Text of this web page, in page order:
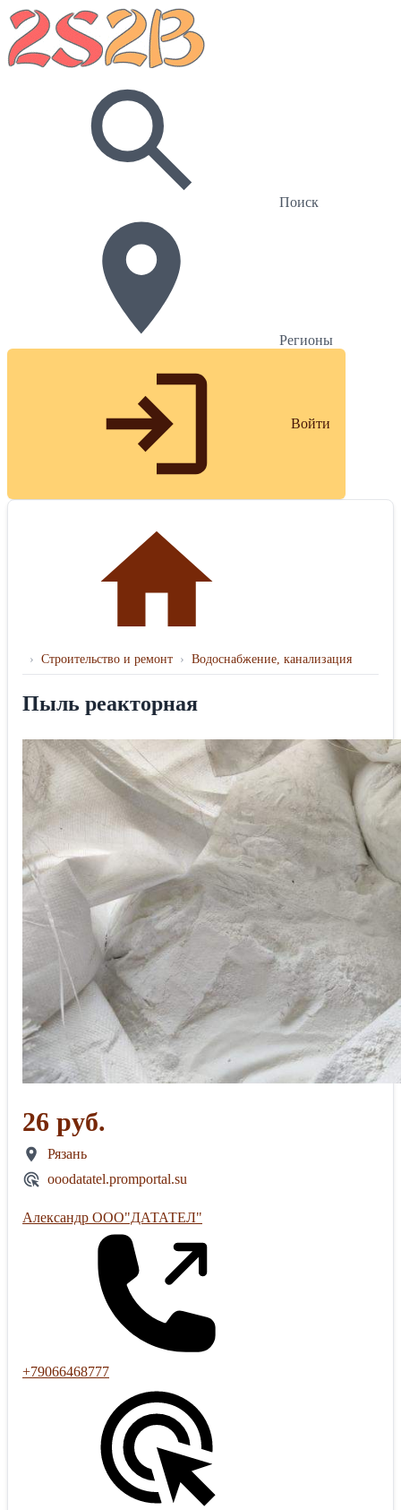
Поиск
Регионы
Войти
› Строительство и ремонт › Водоснабжение, канализация
Пыль реакторная
26 руб.
Рязань
ooodatatel.promportal.su
Александр ООО"ДАТАТЕЛ"
+79066468777